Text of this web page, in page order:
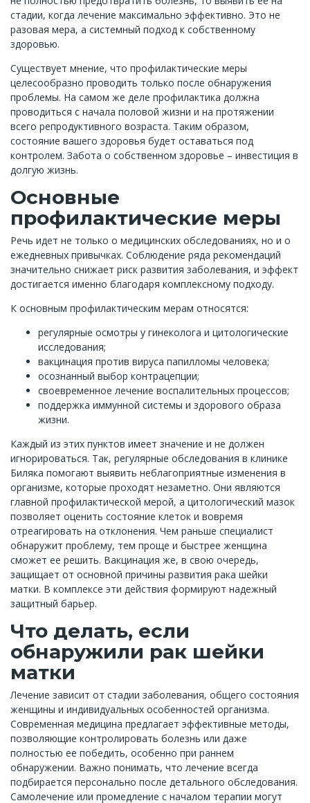
стадии, когда лечение максимально эффективно. Это не
разовая мера, а системный подход к собственному
здоровью.
Существует мнение, что профилактические меры
целесообразно проводить только после обнаружения
проблемы. На самом же деле профилактика должна
проводиться с начала половой жизни и на протяжении
всего репродуктивного возраста. Таким образом,
состояние вашего здоровья будет оставаться под
контролем. Забота о собственном здоровье – инвестиция в
долгую жизнь.
Основные
профилактические меры
Речь идет не только о медицинских обследованиях, но и о
ежедневных привычках. Соблюдение ряда рекомендаций
значительно снижает риск развития заболевания, и эффект
достигается именно благодаря комплексному подходу.
К основным профилактическим мерам относятся:
регулярные осмотры у гинеколога и цитологические
исследования;
вакцинация против вируса папилломы человека;
осознанный выбор контрацепции;
своевременное лечение воспалительных процессов;
поддержка иммунной системы и здорового образа
жизни.
Каждый из этих пунктов имеет значение и не должен
игнорироваться. Так, регулярные обследования в клинике
Биляка помогают выявить неблагоприятные изменения в
организме, которые проходят незаметно. Они являются
главной профилактической мерой, а цитологический мазок
позволяет оценить состояние клеток и вовремя
отреагировать на отклонения. Чем раньше специалист
обнаружит проблему, тем проще и быстрее женщина
сможет ее решить. Вакцинация же, в свою очередь,
защищает от основной причины развития рака шейки
матки. В комплексе эти действия формируют надежный
защитный барьер.
Что делать, если
обнаружили рак шейки
матки
Лечение зависит от стадии заболевания, общего состояния
женщины и индивидуальных особенностей организма.
Современная медицина предлагает эффективные методы,
позволяющие контролировать болезнь или даже
полностью ее победить, особенно при раннем
обнаружении. Важно понимать, что лечение всегда
подбирается персонально после детального обследования.
Самолечение или промедление с началом терапии могут